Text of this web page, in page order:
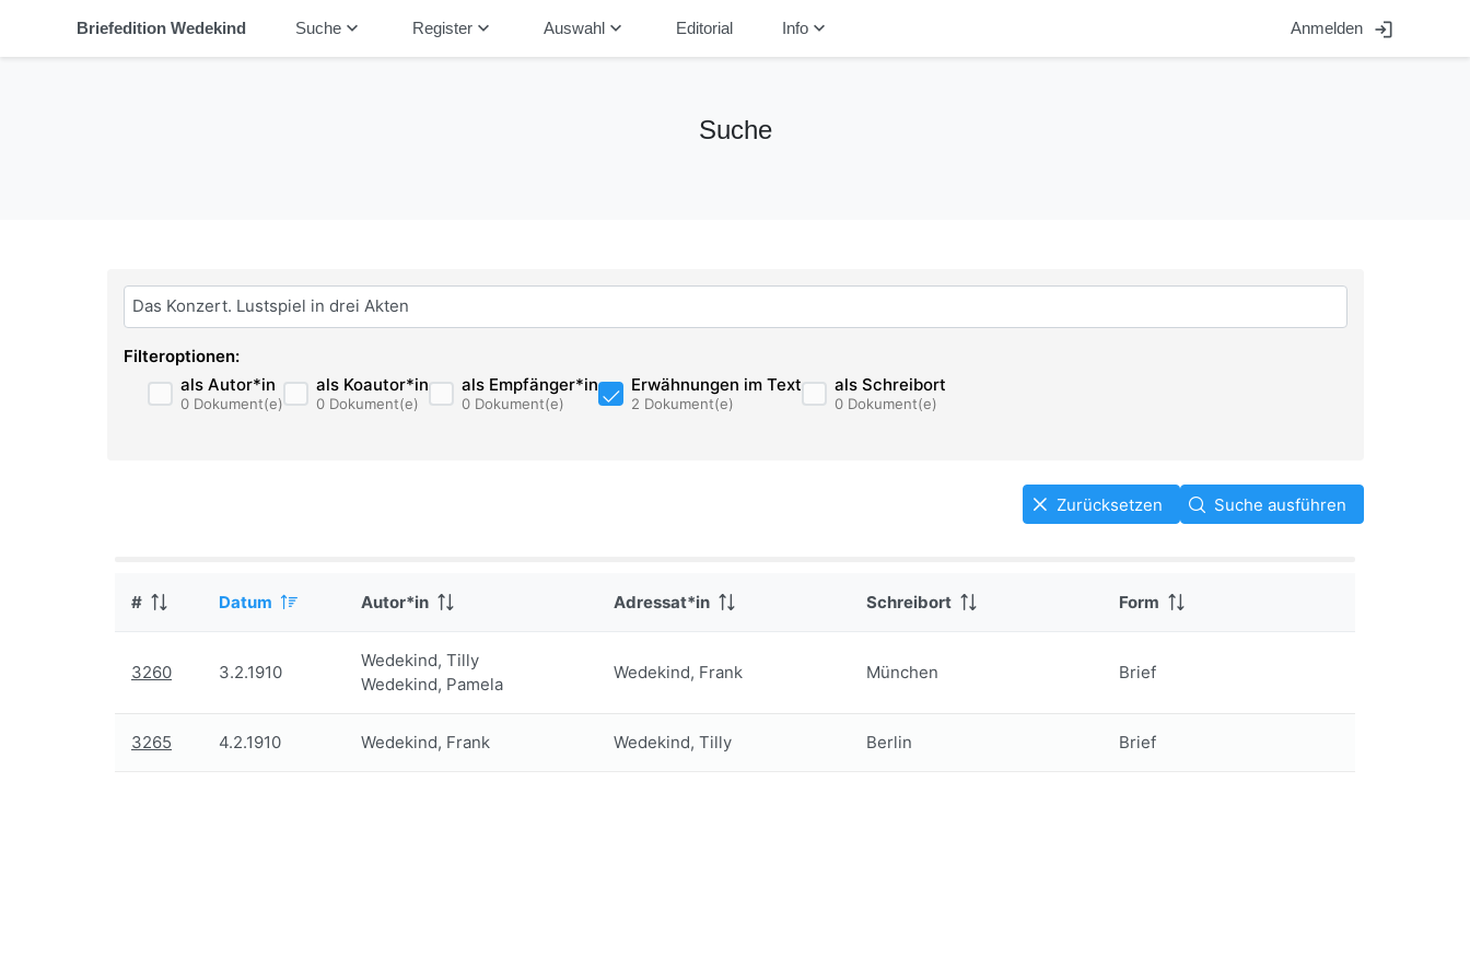
Briefedition Wedekind Suchekeyboard_arrow_down Registerkeyboard_arrow_down Auswahlkeyboard_arrow_down Editorial Infokeyboard_arrow_down Anmelden login
Suche
Bitte geben Sie hier ihren Suchbegriff ein:
Filteroptionen:
als Autor*in
0 Dokument(e)
als Koautor*in
0 Dokument(e)
als Empfänger*in
0 Dokument(e)
Erwähnungen im Text
2 Dokument(e)
als Schreibort
0 Dokument(e)
Zurücksetzen Suche ausführen
# Datum Autor*in Adressat*in Schreibort Form
3260 3.2.1910
Wedekind, Tilly
Wedekind, Pamela
Wedekind, Frank München Brief
3265 4.2.1910 Wedekind, Frank Wedekind, Tilly Berlin Brief